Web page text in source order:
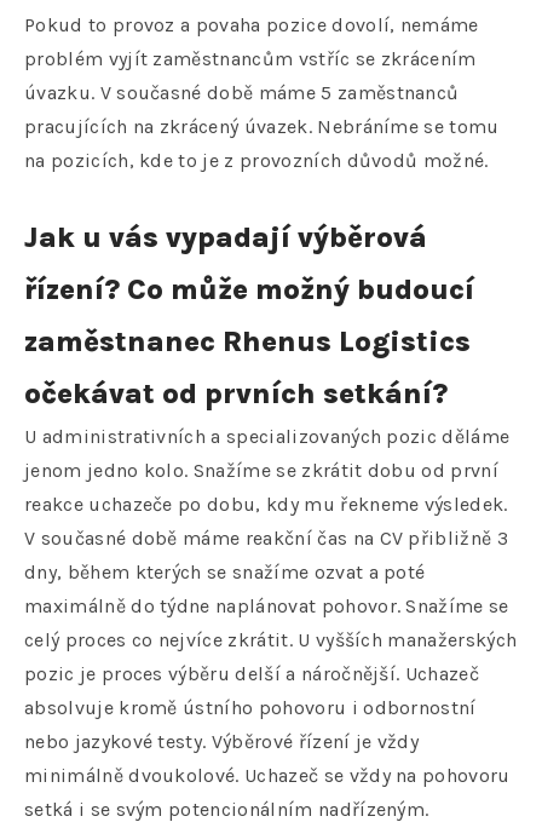
Pokud to provoz a povaha pozice dovolí, nemáme
problém vyjít zaměstnancům vstříc se zkrácením
úvazku. V současné době máme 5 zaměstnanců
pracujících na zkrácený úvazek. Nebráníme se tomu
na pozicích, kde to je z provozních důvodů možné.
Jak u vás vypadají výběrová
řízení? Co může možný budoucí
zaměstnanec Rhenus Logistics
očekávat od prvních setkání?
U administrativních a specializovaných pozic děláme
jenom jedno kolo. Snažíme se zkrátit dobu od první
reakce uchazeče po dobu, kdy mu řekneme výsledek.
V současné době máme reakční čas na CV přibližně 3
dny, během kterých se snažíme ozvat a poté
maximálně do týdne naplánovat pohovor. Snažíme se
celý proces co nejvíce zkrátit. U vyšších manažerských
pozic je proces výběru delší a náročnější. Uchazeč
absolvuje kromě ústního pohovoru i odbornostní
nebo jazykové testy. Výběrové řízení je vždy
minimálně dvoukolové. Uchazeč se vždy na pohovoru
setká i se svým potencionálním nadřízeným.